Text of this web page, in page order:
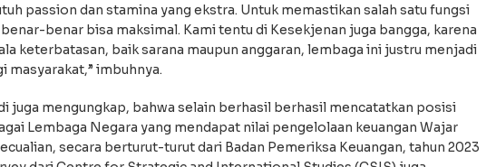
passion dan stamina yang ekstra. Untuk memastikan salah satu fungsi
benar bisa maksimal. Kami tentu di Kesekjenan juga bangga, karena
keterbatasan, baik sarana maupun anggaran, lembaga ini justru menjadi
masyarakat,” imbuhnya.
juga mengungkap, bahwa selain berhasil berhasil mencatatkan posisi
Lembaga Negara yang mendapat nilai pengelolaan keuangan Wajar
secara berturut-turut dari Badan Pemeriksa Keuangan, tahun 2023